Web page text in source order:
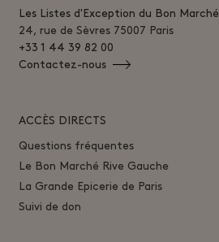
Les Listes d'Exception du Bon Marché
24, rue de Sèvres 75007 Paris
+33 1 44 39 82 00
Contactez-nous
ACCÈS DIRECTS
Questions fréquentes
Le Bon Marché Rive Gauche
La Grande Epicerie de Paris
Suivi de don